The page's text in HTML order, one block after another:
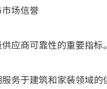
场信誉
商可靠性的重要指标
于建筑和家装领域的